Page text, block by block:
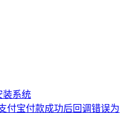
装系统
付宝付款成功后回调错误为